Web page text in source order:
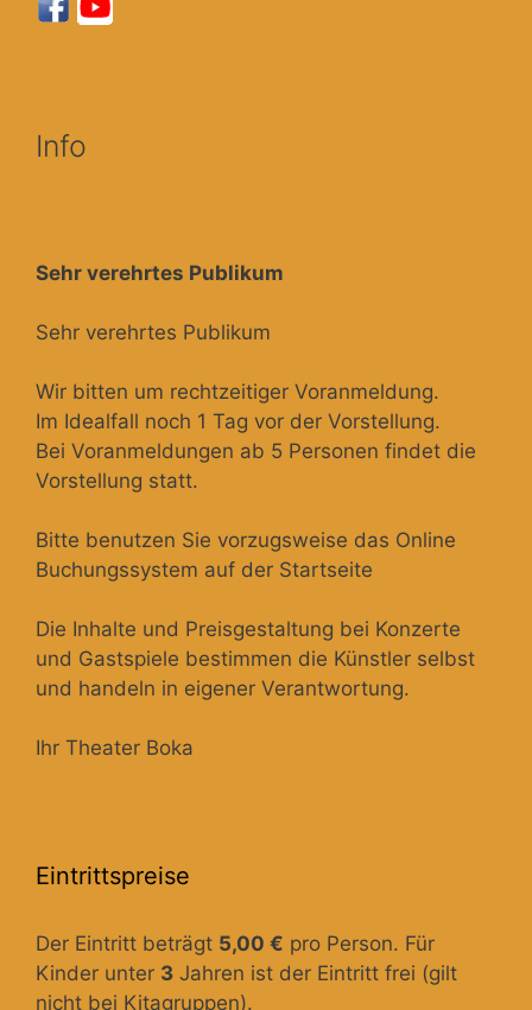
Info
Sehr verehrtes Publikum
Sehr verehrtes Publikum
Wir bitten um rechtzeitiger Voranmeldung.
Im Idealfall noch 1 Tag vor der Vorstellung.
Bei Voranmeldungen ab 5 Personen findet die
Vorstellung statt.
Bitte benutzen Sie vorzugsweise das Online
Buchungssystem auf der Startseite
Die Inhalte und Preisgestaltung bei Konzerte
und Gastspiele bestimmen die Künstler selbst
und handeln in eigener Verantwortung.
Ihr Theater Boka
Eintrittspreise
Der Eintritt beträgt 5,00 € pro Person. Für
Kinder unter 3 Jahren ist der Eintritt frei (gilt
nicht bei Kitagruppen).